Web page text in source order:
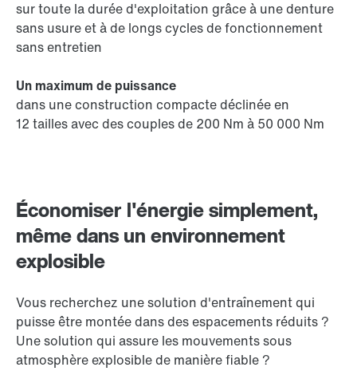
Économiser l'énergie simplement,
même dans un environnement
explosible
Vous recherchez une solution d'entraînement qui
puisse être montée dans des espacements réduits ?
Une solution qui assure les mouvements sous
atmosphère explosible de manière fiable ?
sur toute la durée d'exploitation grâce à une denture
sans usure et à de longs cycles de fonctionnement
sans entretien
Un maximum de puissance
dans une construction compacte déclinée en
12 tailles avec des couples de 200 Nm à 50 000 Nm